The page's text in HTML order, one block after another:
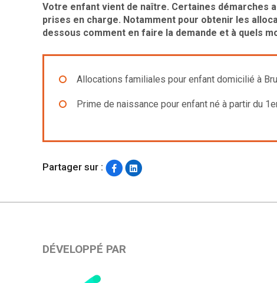
Votre enfant vient de naître. Certaines démarches
prises en charge. Notamment pour obtenir les
dessous comment en faire la demande et à quels
Allocations familiales pour enfant domicilié à
Prime de naissance pour enfant né à partir du
Partager sur :
DÉVELOPPÉ PAR